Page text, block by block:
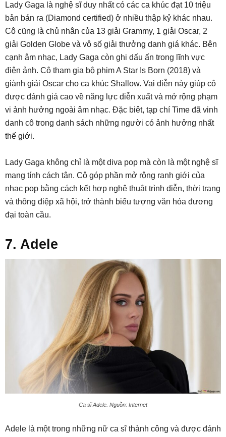
Lady Gaga là nghệ sĩ duy nhất có các ca khúc đạt 10 triệu
bản bán ra (Diamond certified) ở nhiều thập kỷ khác nhau.
Cô cũng là chủ nhân của 13 giải Grammy, 1 giải Oscar, 2
giải Golden Globe và vô số giải thưởng danh giá khác. Bên
cạnh âm nhạc, Lady Gaga còn ghi dấu ấn trong lĩnh vực
điện ảnh. Cô tham gia bộ phim A Star Is Born (2018) và
giành giải Oscar cho ca khúc Shallow. Vai diễn này giúp cô
được đánh giá cao về năng lực diễn xuất và mở rộng phạm
vi ảnh hưởng ngoài âm nhạc. Đặc biêt, tạp chí Time đã vinh
danh cô trong danh sách những người có ảnh hưởng nhất
thế giới.
Lady Gaga không chỉ là một diva pop mà còn là một nghệ sĩ
mang tính cách tân. Cô góp phần mở rộng ranh giới của
nhạc pop bằng cách kết hợp nghệ thuật trình diễn, thời trang
và thông điệp xã hội, trở thành biểu tượng văn hóa đương
đại toàn cầu.
7. Adele
Ca sĩ Adele. Nguồn: Internet
Adele là một trong những nữ ca sĩ thành công và được đánh